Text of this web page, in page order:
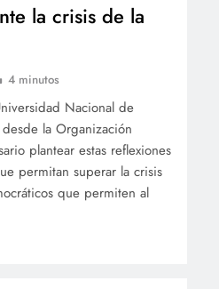
la crisis de la
4 minutos
Nacional de
la Organización
plantear estas reflexiones
permitan superar la crisis
que permiten al